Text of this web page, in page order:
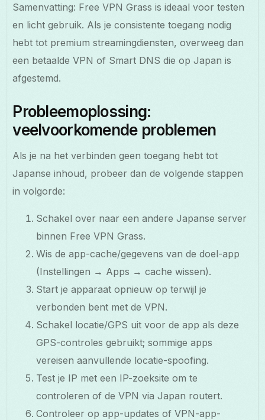
Samenvatting: Free VPN Grass is ideaal voor testen
en licht gebruik. Als je consistente toegang nodig
hebt tot premium streamingdiensten, overweeg dan
een betaalde VPN of Smart DNS die op Japan is
afgestemd.
Probleemoplossing:
veelvoorkomende problemen
Als je na het verbinden geen toegang hebt tot
Japanse inhoud, probeer dan de volgende stappen
in volgorde:
Schakel over naar een andere Japanse server
binnen Free VPN Grass.
Wis de app-cache/gegevens van de doel-app
(Instellingen → Apps → cache wissen).
Start je apparaat opnieuw op terwijl je
verbonden bent met de VPN.
Schakel locatie/GPS uit voor de app als deze
GPS-controles gebruikt; sommige apps
vereisen aanvullende locatie-spoofing.
Test je IP met een IP-zoeksite om te
controleren of de VPN via Japan routert.
Controleer op app-updates of VPN-app-